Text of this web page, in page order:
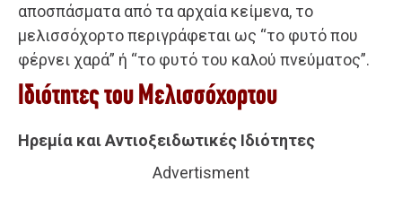
αποσπάσματα από τα αρχαία κείμενα, το
μελισσόχορτο περιγράφεται ως “το φυτό που
φέρνει χαρά” ή “το φυτό του καλού πνεύματος”.
Ιδιότητες του Μελισσόχορτου
Ηρεμία και Αντιοξειδωτικές Ιδιότητες
Advertisment